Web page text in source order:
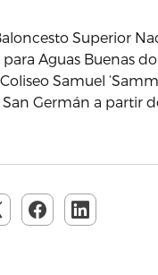
Superior
Aguas Buenas
Samuel
Germán a partir